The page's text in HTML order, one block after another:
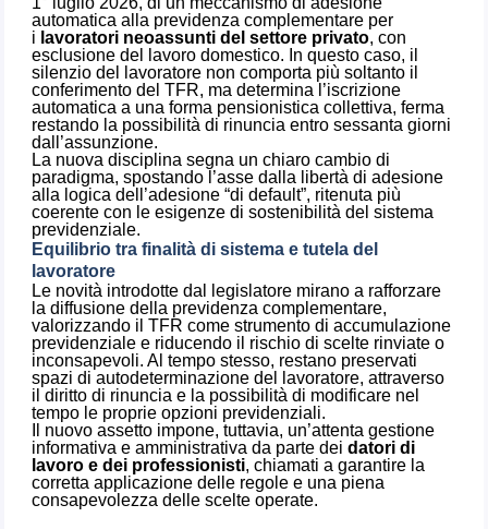
automatica alla previdenza complementare per
i lavoratori neoassunti del settore privato, con
esclusione del lavoro domestico. In questo caso, il
silenzio del lavoratore non comporta più soltanto il
conferimento del TFR, ma determina l’iscrizione
automatica a una forma pensionistica collettiva, ferma
restando la possibilità di rinuncia entro sessanta giorni
dall’assunzione.
La nuova disciplina segna un chiaro cambio di
paradigma, spostando l’asse dalla libertà di adesione
alla logica dell’adesione “di default”, ritenuta più
coerente con le esigenze di sostenibilità del sistema
previdenziale.
Equilibrio tra finalità di sistema e tutela del
lavoratore
Le novità introdotte dal legislatore mirano a rafforzare
la diffusione della previdenza complementare,
valorizzando il TFR come strumento di accumulazione
previdenziale e riducendo il rischio di scelte rinviate o
inconsapevoli. Al tempo stesso, restano preservati
spazi di autodeterminazione del lavoratore, attraverso
il diritto di rinuncia e la possibilità di modificare nel
tempo le proprie opzioni previdenziali.
Il nuovo assetto impone, tuttavia, un’attenta gestione
informativa e amministrativa da parte deidatori di
lavoro e dei professionisti, chiamati a garantire la
corretta applicazione delle regole e una piena
consapevolezza delle scelte operate.